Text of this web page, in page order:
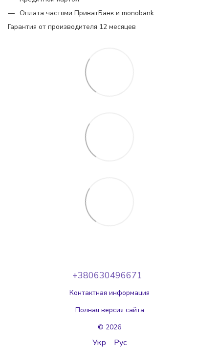
Оплата частями ПриватБанк и monobank
Гарантия от производителя 12 месяцев
+380630496671
Контактная информация
Полная версия сайта
© 2026
Укр Рус